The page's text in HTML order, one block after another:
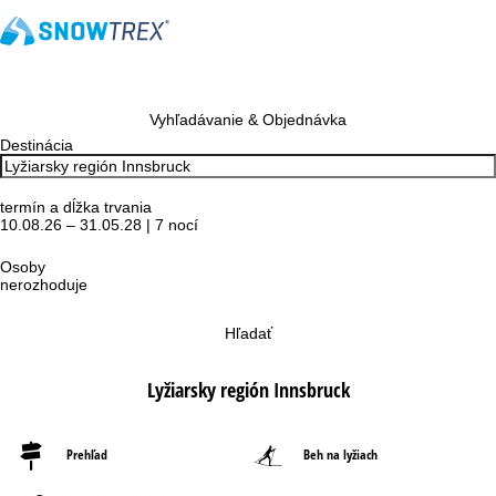
Vyhľadávanie & Objednávka
Destinácia
termín a dĺžka trvania
10.08.26 – 31.05.28 | 7 nocí
Osoby
nerozhoduje
Hľadať
Lyžiarsky región Innsbruck
Prehľad Beh na lyžiach